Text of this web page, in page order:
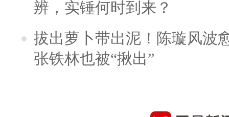
辨，实锤何时到来？
拔出萝卜带出泥！陈璇风波
张铁林也被“揪出”